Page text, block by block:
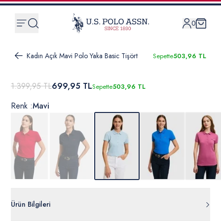
0
Kadın Açık Mavi Polo Yaka Basic Tişört Sepette503,96 TL
1.399,95 TL699,95 TLSepette503,96 TL
Renk :Mavi
Ürün Bilgileri